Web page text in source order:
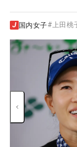
国内女子#上田桃